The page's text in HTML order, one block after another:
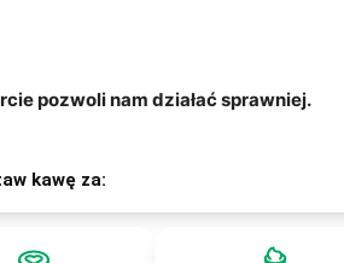
pozwoli nam działać sprawniej.
kawę za: